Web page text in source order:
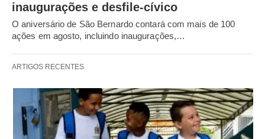
inaugurações e desfile-cívico
O aniversário de São Bernardo contará com mais de 100
ações em agosto, incluindo inaugurações,…
ARTIGOS RECENTES